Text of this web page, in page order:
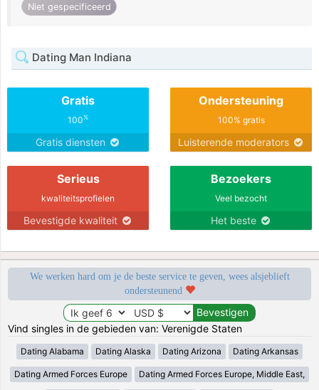
Niet gespecificeerd
Dating Man Indiana
Gratis
100%
Gratis diensten
Ondersteuning
100% gratis
Luisterende moderators
Serieus
kwaliteitsprofielen
Bevestigde kwaliteit
Bezoekers
Veel bezocht
Het beste
We werken hard om je de beste service te geven, wees alsjeblieft
ondersteunend
Vind singles in de gebieden van: Verenigde Staten
Dating Alabama Dating Alaska Dating Arizona Dating Arkansas
Dating Armed Forces Europe Dating Armed Forces Europe, Middle East,